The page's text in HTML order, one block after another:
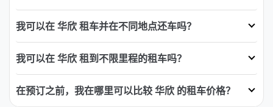
我可以在 华欣 租车并在不同地点还车吗？
我可以在 华欣 租到不限里程的租车吗？
在预订之前，我在哪里可以比较 华欣 的租车价格？